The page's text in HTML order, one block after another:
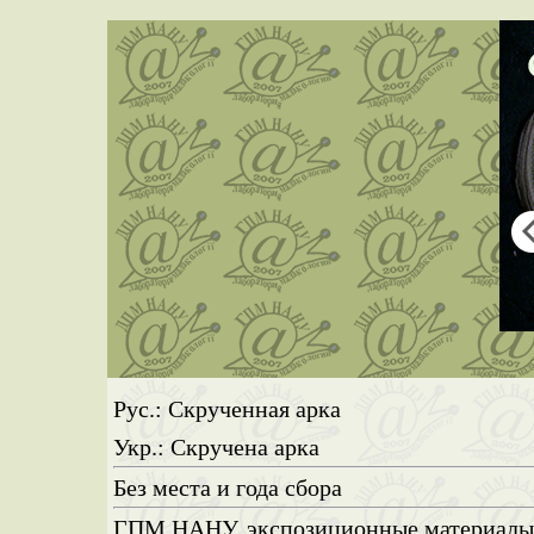
Рус.: Скрученная арка
Укр.: Скручена арка
Без места и года сбора
ГПМ НАНУ, экспозиционные материалы